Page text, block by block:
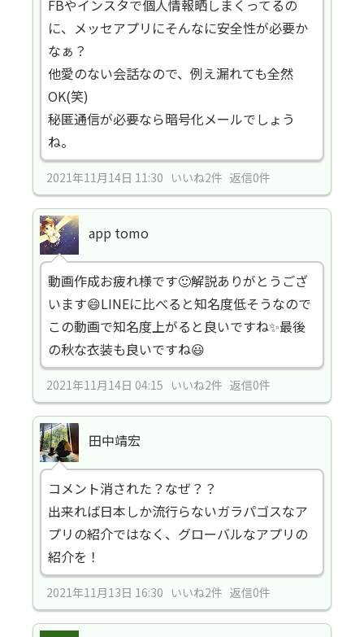
FBやインスタで個人情報晒しまくってるの
に、メッセアプリにそんなに安全性が必要か
なぁ？
他愛のない会話なので、例え漏れても全然
OK(笑)
秘匿通信が必要なら暗号化メールでしょう
ね。
2021年11月14日 11:30 いいね2件 返信0件
app tomo
動画作成お疲れ様です🙂解説ありがとうござ
います😄LINEに比べると知名度低そうなので
この動画で知名度上がると良いですね✨最後
の秋な衣装も良いですね😃
2021年11月14日 04:15 いいね2件 返信0件
田中靖宏
コメント消された？なぜ？？
出来れば日本しか流行らないガラパゴスなア
プリの紹介ではなく、グローバルなアプリの
紹介を！
2021年11月13日 16:30 いいね2件 返信0件